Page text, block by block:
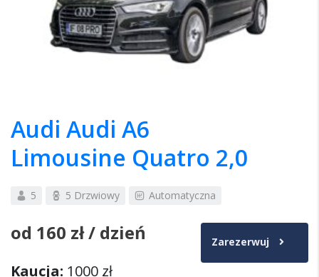
Audi Audi A6
Limousine Quatro 2,0
5 5 Drzwiowy Automatyczna
od 160 zł/ dzień Zarezerwuj
Kaucja: 1000 zł